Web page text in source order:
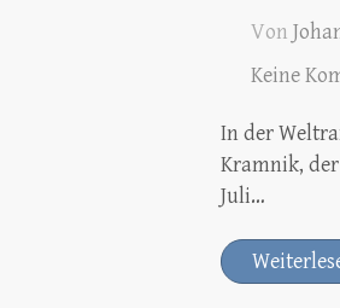
Von
Keine
In der
Kramnik, der
Juli…